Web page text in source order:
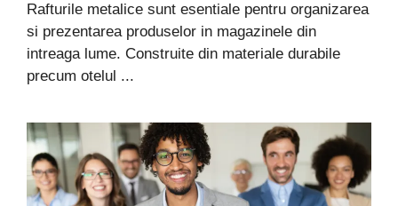
Rafturile metalice sunt esentiale pentru organizarea
si prezentarea produselor in magazinele din
intreaga lume. Construite din materiale durabile
precum otelul ...